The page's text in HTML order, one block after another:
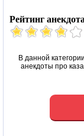
Рейтинг анекдота
В данной
анекдоты про